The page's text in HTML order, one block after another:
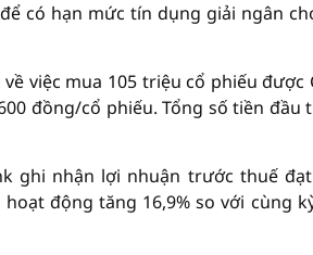
có hạn mức tín dụng giải ngân
việc mua 105 triệu cổ phiếu được
đồng/cổ phiếu. Tổng số tiền đầu
ghi nhận lợi nhuận trước thuế
động tăng 16,9% so với cùng